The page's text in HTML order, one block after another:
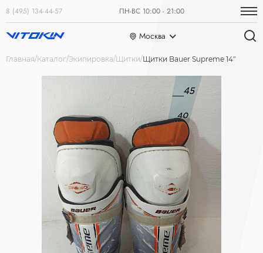
8 (495) 134-44-57 ПН-ВС 10:00 - 21:00
Москва
Главная Каталог Экипировка Щитки Щитки Bauer Supreme 14"